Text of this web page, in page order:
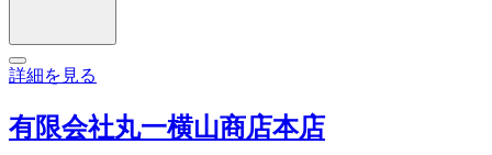
詳細を見る
有限会社丸一横山商店本店